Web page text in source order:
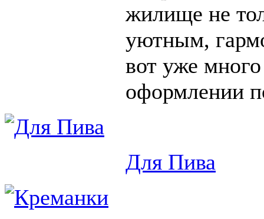
жилище не
уютным,
вот уже
оформлении
Для Пива